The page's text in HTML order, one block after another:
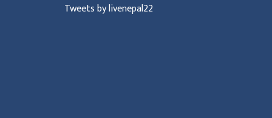
Tweets by livenepal22